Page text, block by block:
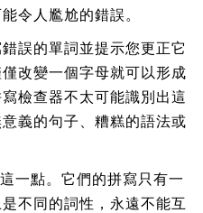
令人尷尬的錯誤。
誤的單詞並提示您更正它
改變一個字母就可以形成
檢查器不太可能識別出這
義的句子、糟糕的語法或
一點。它們的拼寫只有一
不同的詞性，永遠不能互